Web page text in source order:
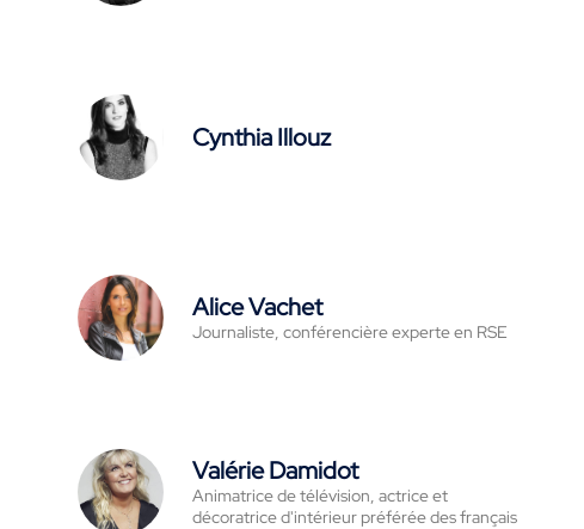
Cynthia Illouz
Alice Vachet
Journaliste, conférencière experte en RSE
Valérie Damidot
Animatrice de télévision, actrice et
décoratrice d'intérieur préférée des français